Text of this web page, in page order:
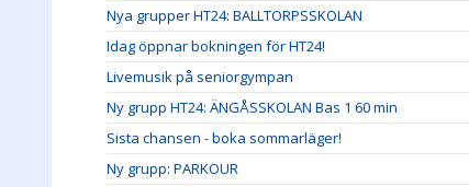
Nya grupper HT24: BALLTORPSSKOLAN
Idag öppnar bokningen för HT24!
Livemusik på seniorgympan
Ny grupp HT24: ÄNGÅSSKOLAN Bas 1 60 min
Sista chansen - boka sommarläger!
Ny grupp: PARKOUR